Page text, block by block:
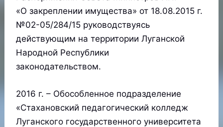
«О закреплении имущества» от 18.08.2015 г.
№02-05/284/15 руководствуясь
действующим на территории Луганской
Народной Республики
законодательством.
2016 г. – Обособленное подразделение
«Стахановский педагогический колледж
Луганского государственного университета